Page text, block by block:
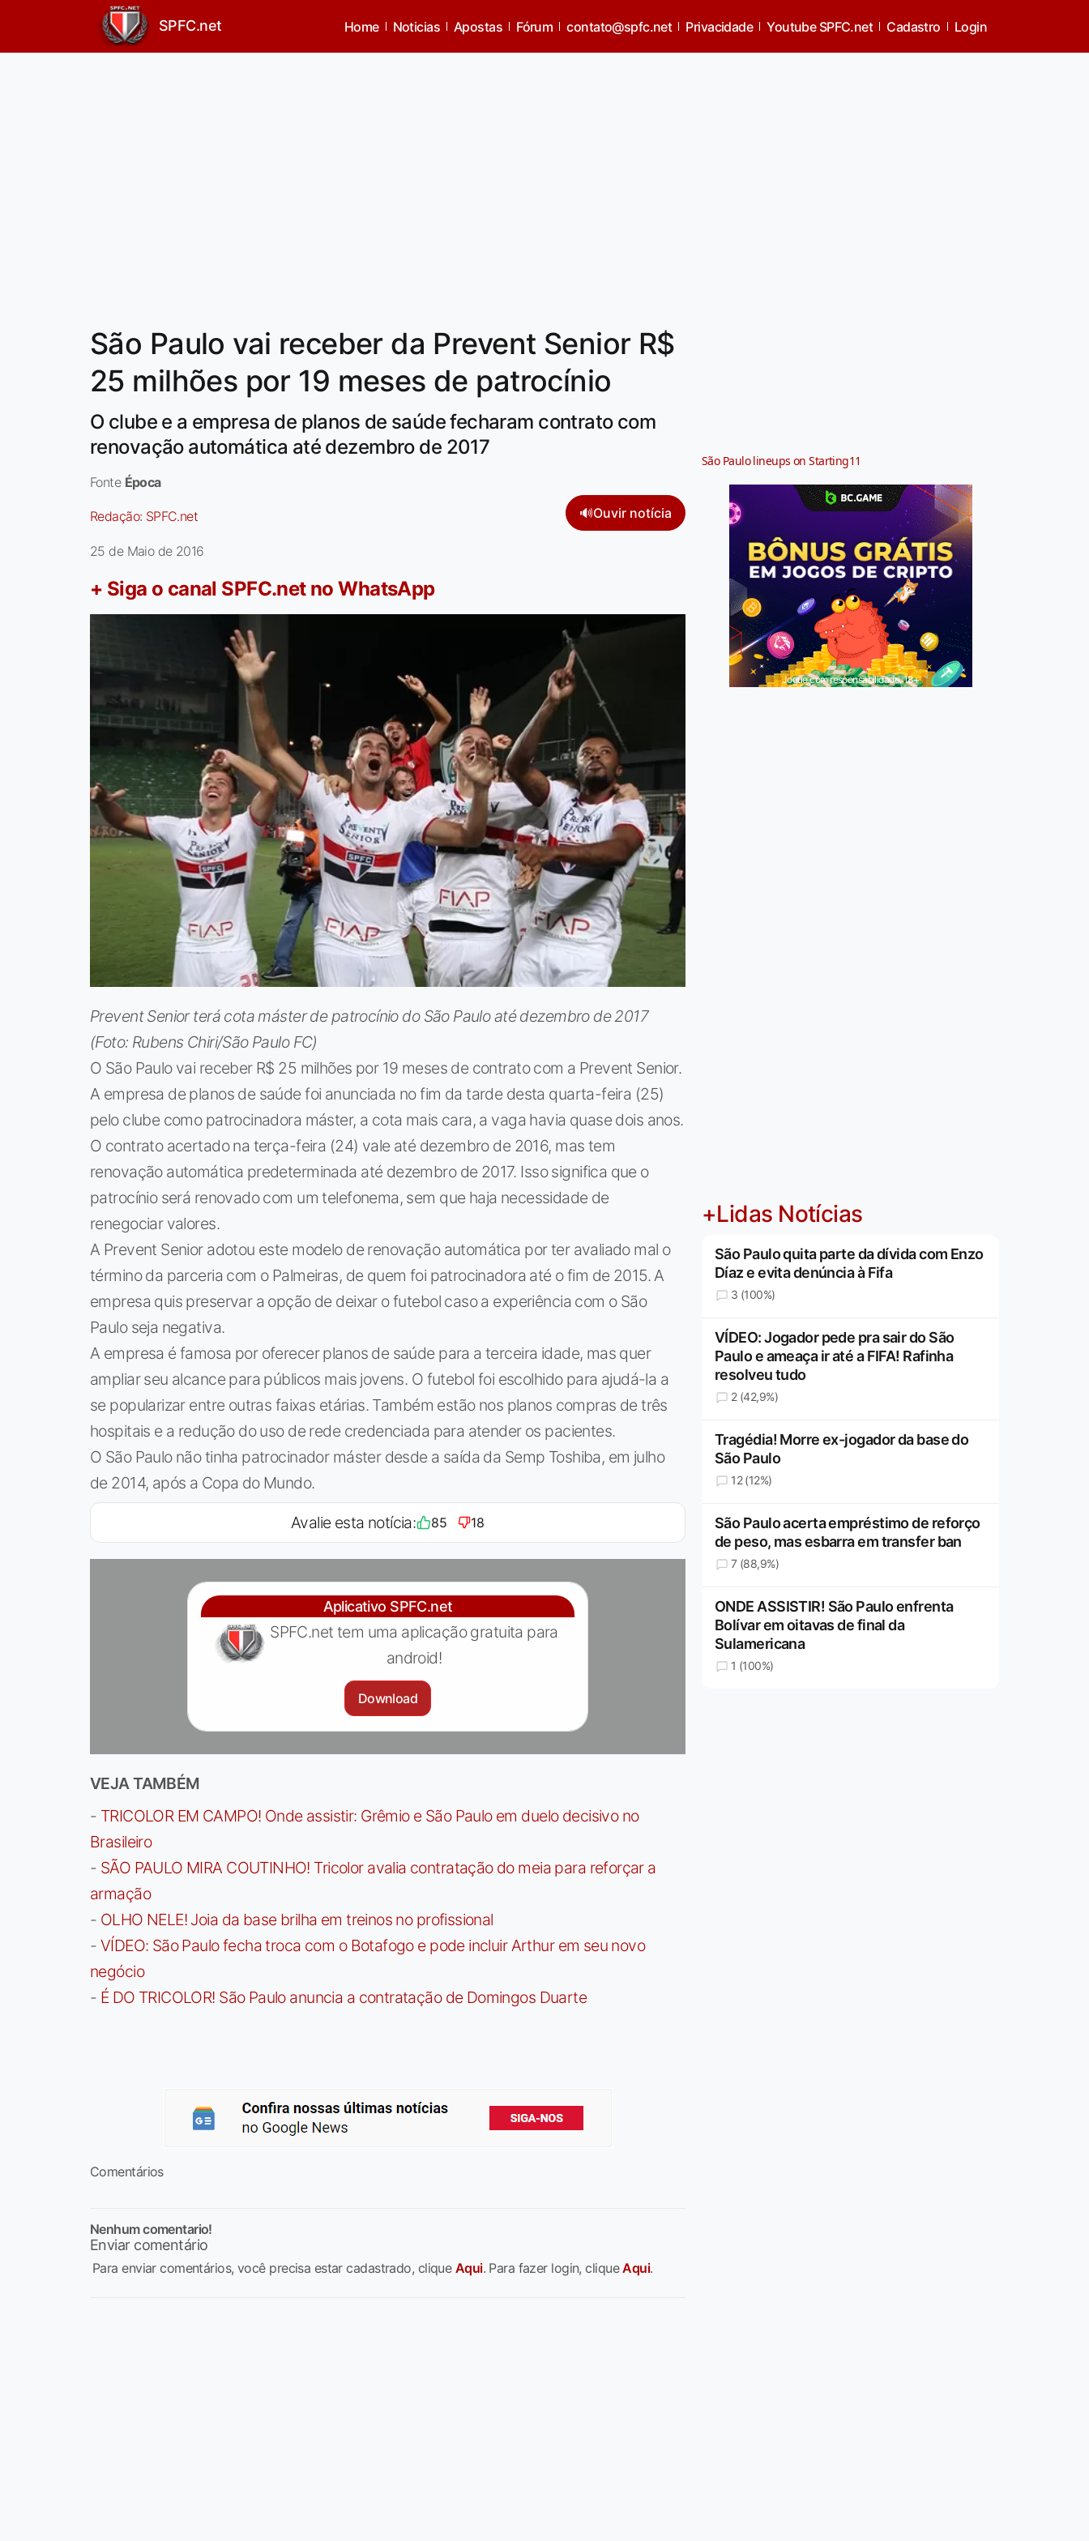
SPFC.net Home Noticias Apostas Fórum contato@spfc.net Privacidade Youtube SPFC.net Cadastro Login
São Paulo vai receber da Prevent Senior R$
25 milhões por 19 meses de patrocínio
O clube e a empresa de planos de saúde fecharam contrato com
renovação automática até dezembro de 2017
Fonte Época
Redação: SPFC.net 🔊Ouvir notícia
25 de Maio de 2016
+ Siga o canal SPFC.net no WhatsApp
Prevent Senior terá cota máster de patrocínio do São Paulo até dezembro de 2017
(Foto: Rubens Chiri/São Paulo FC)
O São Paulo vai receber R$ 25 milhões por 19 meses de contrato com a Prevent Senior.
A empresa de planos de saúde foi anunciada no fim da tarde desta quarta-feira (25)
pelo clube como patrocinadora máster, a cota mais cara, a vaga havia quase dois anos.
O contrato acertado na terça-feira (24) vale até dezembro de 2016, mas tem
renovação automática predeterminada até dezembro de 2017. Isso significa que o
patrocínio será renovado com um telefonema, sem que haja necessidade de
renegociar valores.
A Prevent Senior adotou este modelo de renovação automática por ter avaliado mal o
término da parceria com o Palmeiras, de quem foi patrocinadora até o fim de 2015. A
empresa quis preservar a opção de deixar o futebol caso a experiência com o São
Paulo seja negativa.
A empresa é famosa por oferecer planos de saúde para a terceira idade, mas quer
ampliar seu alcance para públicos mais jovens. O futebol foi escolhido para ajudá-la a
se popularizar entre outras faixas etárias. Também estão nos planos compras de três
hospitais e a redução do uso de rede credenciada para atender os pacientes.
O São Paulo não tinha patrocinador máster desde a saída da Semp Toshiba, em julho
de 2014, após a Copa do Mundo.
Avalie esta notícia: 85 18
Aplicativo SPFC.net
SPFC.net tem uma aplicação gratuita para
android!
Download
VEJA TAMBÉM
- TRICOLOR EM CAMPO! Onde assistir: Grêmio e São Paulo em duelo decisivo no
Brasileiro
- SÃO PAULO MIRA COUTINHO! Tricolor avalia contratação do meia para reforçar a
armação
- OLHO NELE! Joia da base brilha em treinos no profissional
- VÍDEO: São Paulo fecha troca com o Botafogo e pode incluir Arthur em seu novo
negócio
- É DO TRICOLOR! São Paulo anuncia a contratação de Domingos Duarte
Comentários
Nenhum comentario!
Enviar comentário
Para enviar comentários, você precisa estar cadastrado, clique Aqui. Para fazer login, cliqueAqui.
São Paulo lineups on Starting11
Jogue com responsabilidade. 18+
+Lidas Notícias
São Paulo quita parte da dívida com Enzo
Díaz e evita denúncia à Fifa
3 (100%)
VÍDEO: Jogador pede pra sair do São
Paulo e ameaça ir até a FIFA! Rafinha
resolveu tudo
2 (42,9%)
Tragédia! Morre ex-jogador da base do
São Paulo
12 (12%)
São Paulo acerta empréstimo de reforço
de peso, mas esbarra em transfer ban
7 (88,9%)
ONDE ASSISTIR! São Paulo enfrenta
Bolívar em oitavas de final da
Sulamericana
1 (100%)